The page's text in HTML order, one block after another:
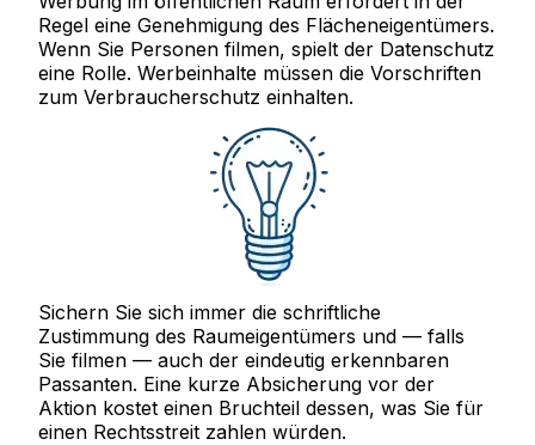
Regel eine Genehmigung des Flächeneigentümers.
Wenn Sie Personen filmen, spielt der Datenschutz
eine Rolle. Werbeinhalte müssen die Vorschriften
zum Verbraucherschutz einhalten.
Sichern Sie sich immer die schriftliche
Zustimmung des Raumeigentümers und — falls
Sie filmen — auch der eindeutig erkennbaren
Passanten. Eine kurze Absicherung vor der
Aktion kostet einen Bruchteil dessen, was Sie für
einen Rechtsstreit zahlen würden.